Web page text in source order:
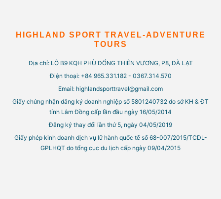
HIGHLAND SPORT TRAVEL-ADVENTURE
TOURS
Địa chỉ: LÔ B9 KQH PHÙ ĐỔNG THIÊN VƯƠNG, P8, ĐÀ LẠT
Điện thoại: +84 965.331.182 - 0367.314.570
Email: highlandsporttravel@gmail.com
Giấy chứng nhận đăng ký doanh nghiệp số 5801240732 do sở KH & ĐT
tỉnh Lâm Đồng cấp lần đầu ngày 16/05/2014
Đăng ký thay đổi lần thứ 5, ngày 04/05/2019
Giấy phép kinh doanh dịch vụ lữ hành quốc tế số 68-007/2015/TCDL-
GPLHQT do tổng cục du lịch cấp ngày 09/04/2015